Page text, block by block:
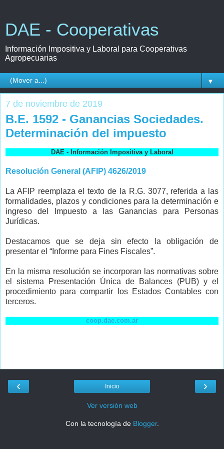
DAE - Cooperativas
Información Impositiva y Laboral para Cooperativas
Agropecuarias
▼
7 de noviembre de 2019
B.E. 1592 - Ganancias Sociedades.
Determinación del impuesto
DAE - Información Impositiva y Laboral
Resolución General (AFIP) 4626/2019
La AFIP reemplaza el texto de la R.G. 3077, referida a las
formalidades, plazos y condiciones para la determinación e
ingreso del Impuesto a las Ganancias para Personas
Jurídicas.
Destacamos que se deja sin efecto la obligación de
presentar el “Informe para Fines Fiscales”.
En la misma resolución se incorporan las normativas sobre
el sistema Presentación Única de Balances (PUB) y el
procedimiento para compartir los Estados Contables con
terceros.
coop.dae.com.ar
‹ ›
Inicio
Ver versión web
Con la tecnología de Blogger.